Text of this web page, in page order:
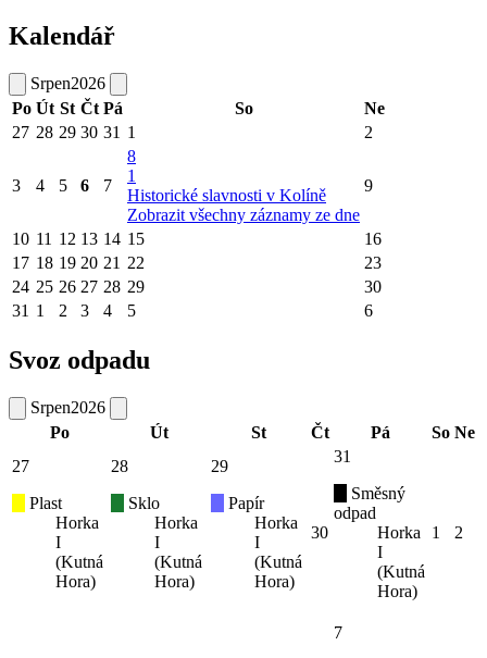
Kalendář
Srpen2026
Po Út St Čt Pá So
Ne
27 28 29 30 31 1 2
3 4 5 6 7
8
1
Historické slavnosti v Kolíně
Zobrazit všechny záznamy ze dne
9
10 11 12 13 14 15
16
17 18 19 20 21 22
23
24 25 26 27 28 29
30
31 1 2 3 4 5 6
Svoz odpadu
Srpen2026
Po
Út St Čt Pá So Ne
27
Plast
Horka
I
(Kutná
Hora)
28
Sklo
Horka
I
(Kutná
Hora)
29
Papír
Horka
I
(Kutná
Hora)
30
31
Směsný
odpad
Horka
I
(Kutná
Hora)
1 2
7